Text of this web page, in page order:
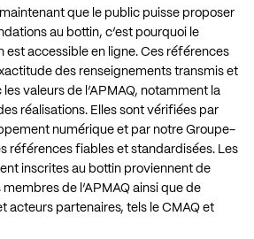
maintenant que le public puisse proposer
au bottin, c’est pourquoi le
est accessible en ligne. Ces références
des renseignements transmis et
valeurs de l’APMAQ, notamment la
réalisations. Elles sont vérifiées par
numérique et par notre Groupe-
références fiables et standardisées. Les
inscrites au bottin proviennent de
de l’APMAQ ainsi que de
acteurs partenaires, tels le CMAQ et